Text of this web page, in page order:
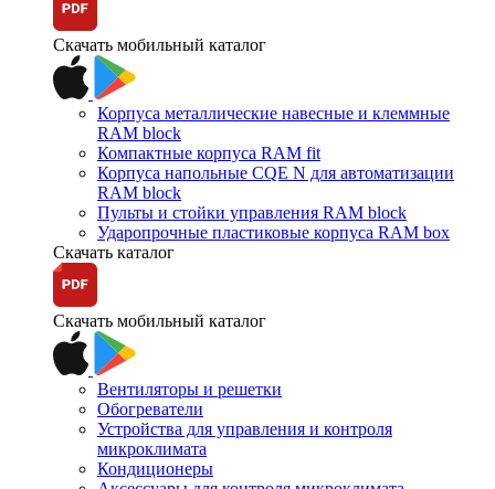
Скачать мобильный каталог
Корпуса металлические навесные и клеммные
RAM block
Компактные корпуса RAM fit
Корпуса напольные CQE N для автоматизации
RAM block
Пульты и стойки управления RAM block
Ударопрочные пластиковые корпуса RAM box
Скачать каталог
Скачать мобильный каталог
Вентиляторы и решетки
Обогреватели
Устройства для управления и контроля
микроклимата
Кондиционеры